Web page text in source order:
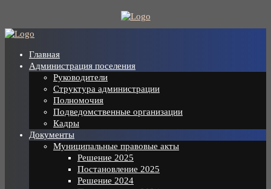
content
Главная
Администрация поселения
Руководители
Структура администрации
Полномочия
Подведомственные организации
Кадры
Документы
Муниципальные правовые акты
Решение 2025
Постановление 2025
Решение 2024